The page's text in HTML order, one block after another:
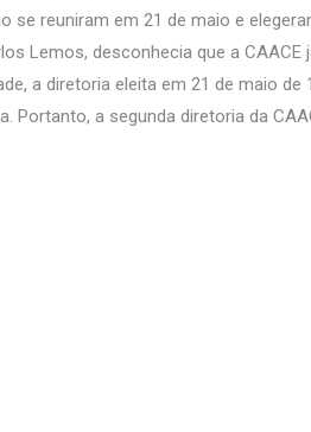
reuniram em 21 de maio e
Lemos, desconhecia que a CAACE
a diretoria eleita em 21 de maio de
a segunda diretoria da